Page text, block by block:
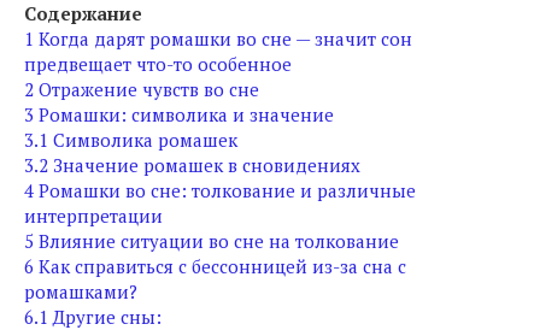
Содержание
1 Когда дарят ромашки во сне — значит сон
предвещает что-то особенное
2 Отражение чувств во сне
3 Ромашки: символика и значение
3.1 Символика ромашек
3.2 Значение ромашек в сновидениях
4 Ромашки во сне: толкование и различные
интерпретации
5 Влияние ситуации во сне на толкование
6 Как справиться с бессонницей из-за сна с
ромашками?
6.1 Другие сны: